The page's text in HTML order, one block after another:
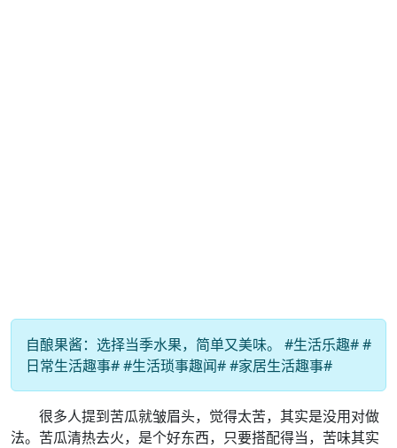
自酿果酱：选择当季水果，简单又美味。 #生活乐趣# #
日常生活趣事# #生活琐事趣闻# #家居生活趣事#
很多人提到苦瓜就皱眉头，觉得太苦，其实是没用对做
法。苦瓜清热去火，是个好东西，只要搭配得当，苦味其实